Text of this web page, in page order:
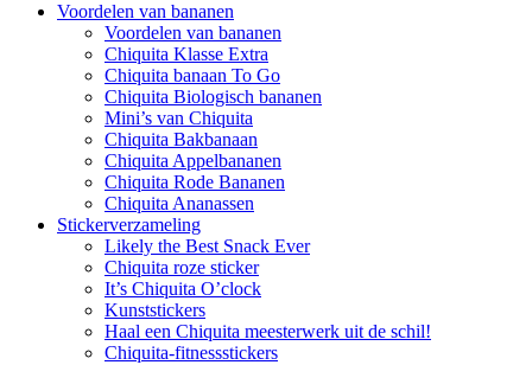
Voordelen van bananen
Voordelen van bananen
Chiquita Klasse Extra
Chiquita banaan To Go
Chiquita Biologisch bananen
Mini’s van Chiquita
Chiquita Bakbanaan
Chiquita Appelbananen
Chiquita Rode Bananen
Chiquita Ananassen
Stickerverzameling
Likely the Best Snack Ever
Chiquita roze sticker
It’s Chiquita O’clock
Kunststickers
Haal een Chiquita meesterwerk uit de schil!
Chiquita-fitnessstickers